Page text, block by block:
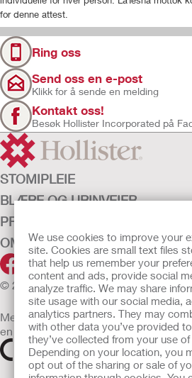
We use cookies to improve your
site. Cookies are small text files
that help us remember your
content and ads, provide social
analyze traffic. We may share
site usage with our social media,
analytics partners. They may
with other data you’ve provided
they’ve collected from your use
Depending on your location, you
opt out of the sharing or sale of
for denne attest.
Ring oss
Send oss en e-post
Klikk for å sende en melding
Kontakt oss!
Besøk Hollister Incorporated på
STOMIPLEIE
BLÆRE OG URINVEIER
PRODUKTER
OM OSS
© 2026 Hollister Incorporated
Medisinsk utstyr som selges i EU er
en av følgende symboler